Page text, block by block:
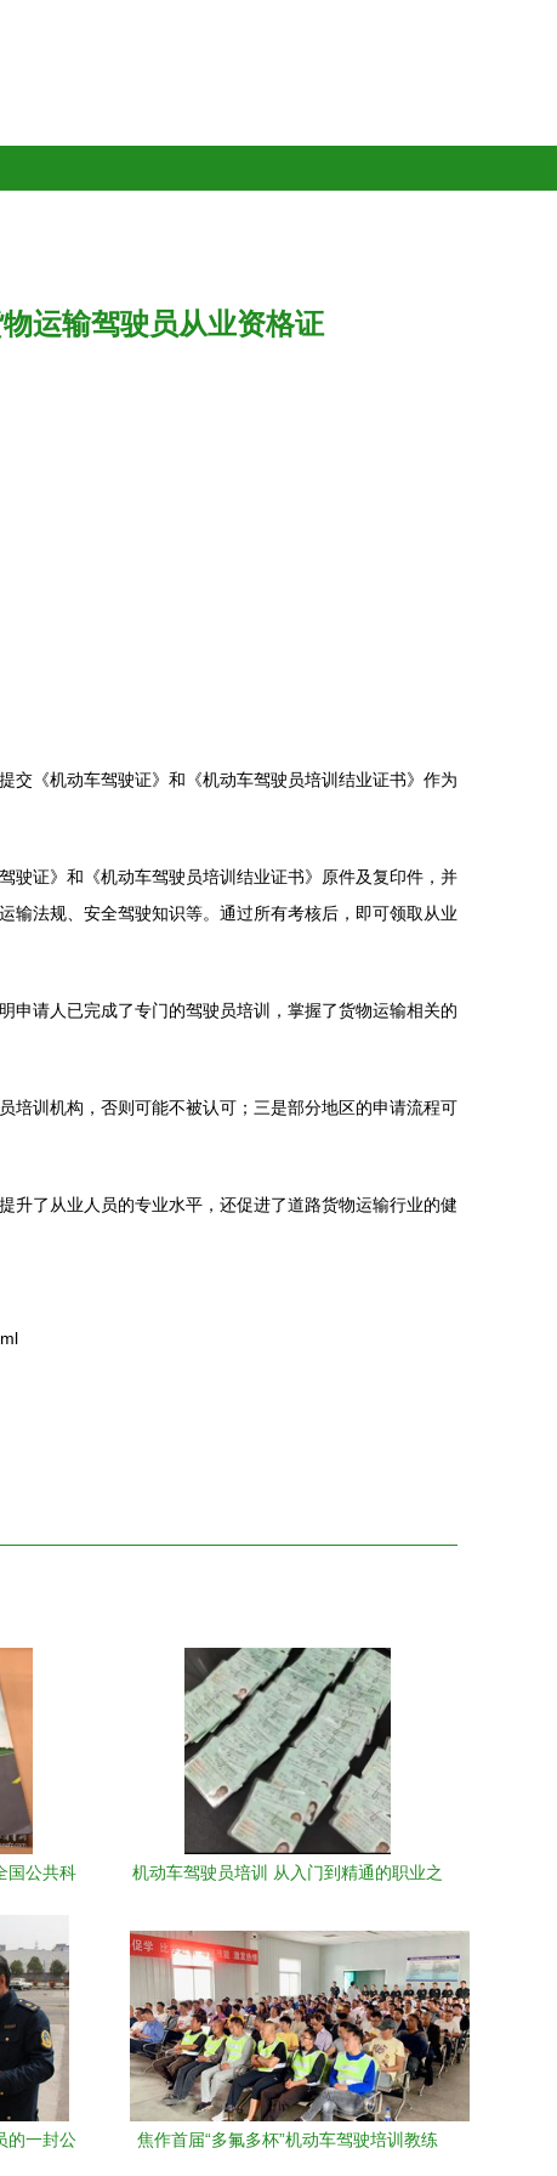
运输驾驶员从业资格证
交《机动车驾驶证》和《机动车驾驶员培训结业证书》作为
驶证》和《机动车驾驶员培训结业证书》原件及复印件，并
输法规、安全驾驶知识等。通过所有考核后，即可领取从业
申请人已完成了专门的驾驶员培训，掌握了货物运输相关的
培训机构，否则可能不被认可；三是部分地区的申请流程可
升了从业人员的专业水平，还促进了道路货物运输行业的健
国公共科
机动车驾驶员培训 从入门到精通的职业之
的一封公
焦作首届“多氟多杯”机动车驾驶培训教练